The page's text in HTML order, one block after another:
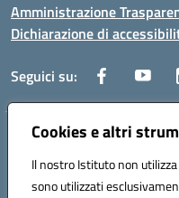
Cookies e altri
Il nostro Istituto non
sono utilizzati
Amministrazione
Dichiarazione di
Seguici su:
Traversa Fondo d'Orto n.19B -
(NA) - Tel. 0818701043 -